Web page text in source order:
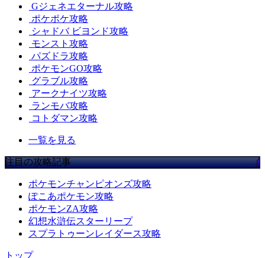
Gジェネエターナル攻略
ポケポケ攻略
シャドバ ビヨンド攻略
モンスト攻略
パズドラ攻略
ポケモンGO攻略
グラブル攻略
アークナイツ攻略
ランモバ攻略
コトダマン攻略
一覧を見る
注目の攻略記事
ポケモンチャンピオンズ攻略
ぽこあポケモン攻略
ポケモンZA攻略
幻想水滸伝スターリープ
スプラトゥーンレイダース攻略
トップ